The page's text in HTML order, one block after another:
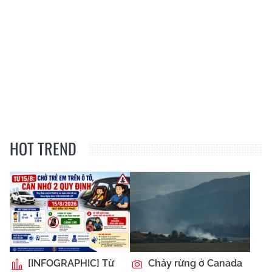
HOT TREND
[INFOGRAPHIC] Từ
Cháy rừng ở Canada